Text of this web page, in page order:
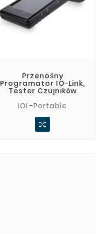
Przenośny
Programator IO-Link,
Tester Czujników
IOL-Portable